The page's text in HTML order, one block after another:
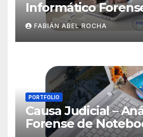
Informático
FABIÁN ABEL ROCHA
PORTFOLIO
Causa Judicial –
Forense de